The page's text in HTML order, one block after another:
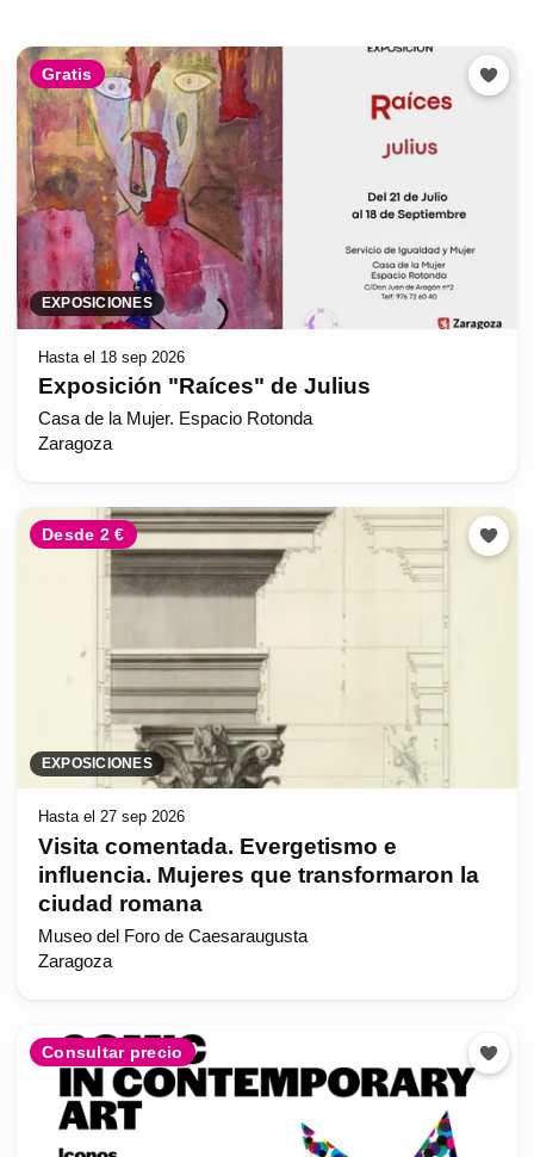
Gratis
EXPOSICIONES
Hasta el 18 sep 2026
Exposición "Raíces" de Julius
Casa de la Mujer. Espacio Rotonda
Zaragoza
Desde 2 €
EXPOSICIONES
Hasta el 27 sep 2026
Visita comentada. Evergetismo e
influencia. Mujeres que transformaron la
ciudad romana
Museo del Foro de Caesaraugusta
Zaragoza
Consultar precio